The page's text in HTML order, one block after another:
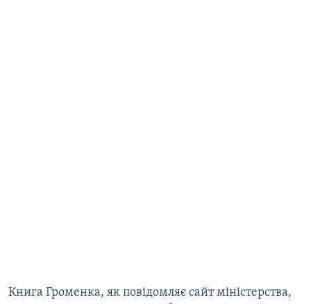
Книга Громенка, як повідомляє сайт міністерства,